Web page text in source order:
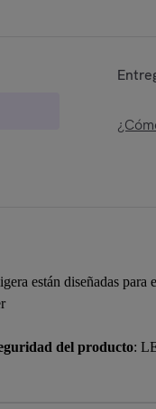
están diseñadas
del producto: